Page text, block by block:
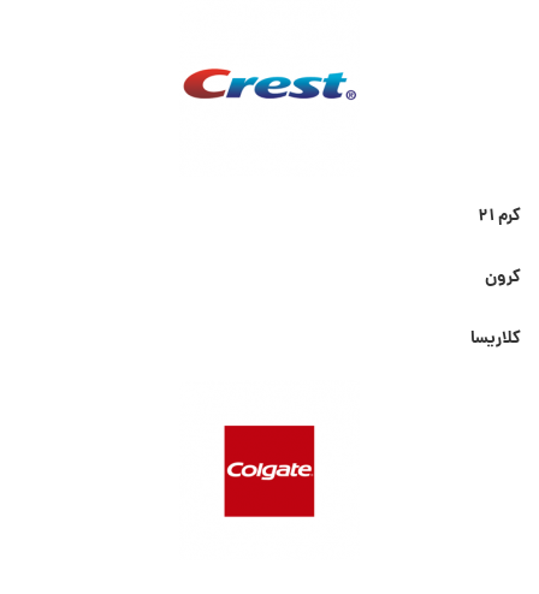
کرم ۲۱
کرون
کلاریسا